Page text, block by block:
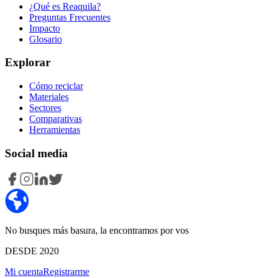
¿Qué es Reaquila?
Preguntas Frecuentes
Impacto
Glosario
Explorar
Cómo reciclar
Materiales
Sectores
Comparativas
Herramientas
Social media
No busques más basura, la encontramos por vos
DESDE 2020
Mi cuentaRegistrarme